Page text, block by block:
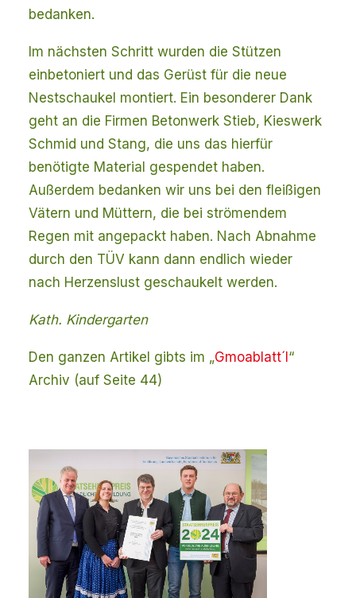
bedanken.
Im nächsten Schritt wurden die Stützen
einbetoniert und das Gerüst für die neue
Nestschaukel montiert. Ein besonderer Dank
geht an die Firmen Betonwerk Stieb, Kieswerk
Schmid und Stang, die uns das hierfür
benötigte Material gespendet haben.
Außerdem bedanken wir uns bei den fleißigen
Vätern und Müttern, die bei strömendem
Regen mit angepackt haben. Nach Abnahme
durch den TÜV kann dann endlich wieder
nach Herzenslust geschaukelt werden.
Kath. Kindergarten
Den ganzen Artikel gibts im „Gmoablatt´l “
Archiv (auf Seite 44)